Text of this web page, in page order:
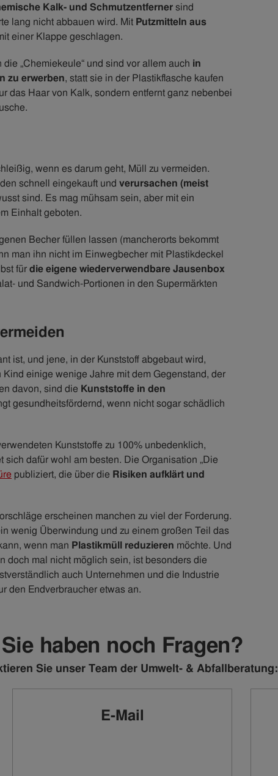
Kalk- und Schmutzentfernersind
lang nicht abbauen wird. Mit Putzmitteln aus
einer Klappe geschlagen.
„Chemiekeule“ und sind vor allem auch in
zu erwerben, statt sie in der Plastikflasche kaufen
das Haar von Kalk, sondern entfernt ganz nebenbei
wenn es darum geht, Müll zu vermeiden.
schnell eingekauft und verursachen (meist
sind. Es mag mühsam sein, aber mit ein
Einhalt geboten.
Becher füllen lassen (mancherorts bekommt
man ihn nicht im Einwegbecher mit Plastikdeckel
fürdie eigene wiederverwendbare Jausenbox
und Sandwich-Portionen in den Supermärkten
ist, und jene, in der Kunststoff abgebaut wird,
einige wenige Jahre mit dem Gegenstand, der
davon, sind die Kunststoffe in den
gesundheitsfördernd, wenn nicht sogar schädlich
Kunststoffe zu 100% unbedenklich,
sich dafür wohl am besten. Die Organisation „Die
publiziert, die über die Risiken aufklärt und
erscheinen manchen zu viel der Forderung.
wenig Überwindung und zu einem großen Teil das
wenn man Plastikmüll reduzieren möchte. Und
doch mal nicht möglich sein, ist besonders die
auch Unternehmen und die Industrie
den Endverbraucher etwas an.
Sie haben noch Fragen?
Sie unser Team der Umwelt- & Abfallberatung:
E-Mail